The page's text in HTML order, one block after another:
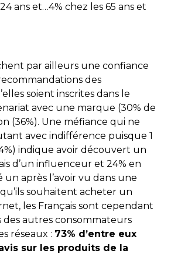
ans et…4% chez les 65 ans et
par ailleurs une confiance
des
soient inscrites dans le
avec une marque (30% de
(36%). Une méfiance qui ne
avec indifférence puisque 1
indique avoir découvert un
d’un influenceur et 24% en
un après l’avoir vu dans une
souhaitent acheter un
les Français sont cependant
des autres consommateurs
réseaux : 73% d’entre eux
sur les produits de la